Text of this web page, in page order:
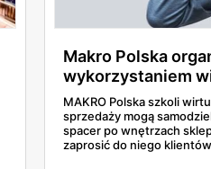
Makro Polska
wykorzystaniem
rzeczywistości
MAKRO Polska szkoli
sprzedaży mogą
spacer po wnętrzach
zaprosić do niego